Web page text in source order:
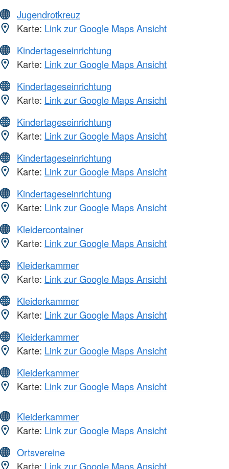
Jugendrotkreuz
Karte: Link zur Google Maps Ansicht
Kindertageseinrichtung
Karte: Link zur Google Maps Ansicht
Kindertageseinrichtung
Karte: Link zur Google Maps Ansicht
Kindertageseinrichtung
Karte: Link zur Google Maps Ansicht
Kindertageseinrichtung
Karte: Link zur Google Maps Ansicht
Kindertageseinrichtung
Karte: Link zur Google Maps Ansicht
Kleidercontainer
Karte: Link zur Google Maps Ansicht
Kleiderkammer
Karte: Link zur Google Maps Ansicht
Kleiderkammer
Karte: Link zur Google Maps Ansicht
Kleiderkammer
Karte: Link zur Google Maps Ansicht
Kleiderkammer
Karte: Link zur Google Maps Ansicht
Kleiderkammer
Karte: Link zur Google Maps Ansicht
Ortsvereine
Karte: Link zur Google Maps Ansicht